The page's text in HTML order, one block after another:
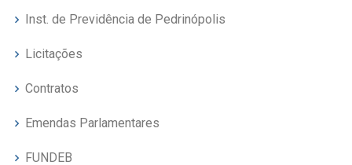
Inst. de Previdência de Pedrinópolis
Licitações
Contratos
Emendas Parlamentares
FUNDEB